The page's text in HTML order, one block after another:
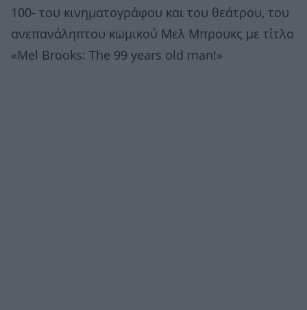
100- του κινηματογράφου και του θεάτρου, του
ανεπανάληπτου κωμικού Μελ Μπρουκς με τίτλο
«Mel Brooks: The 99 years old man!»